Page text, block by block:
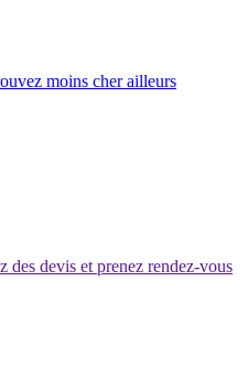
moins cher ailleurs
des devis et prenez rendez-vous